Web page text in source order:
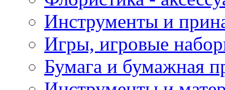
Инструменты и
Игры, игровые
Бумага и бумажная